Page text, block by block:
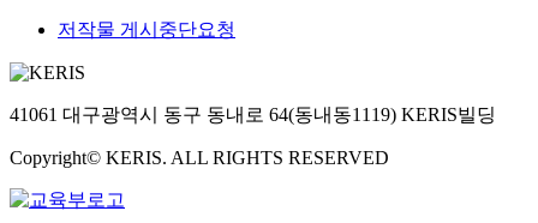
저작물 게시중단요청
41061 대구광역시 동구 동내로 64(동내동1119) KERIS빌딩
Copyright© KERIS. ALL RIGHTS RESERVED